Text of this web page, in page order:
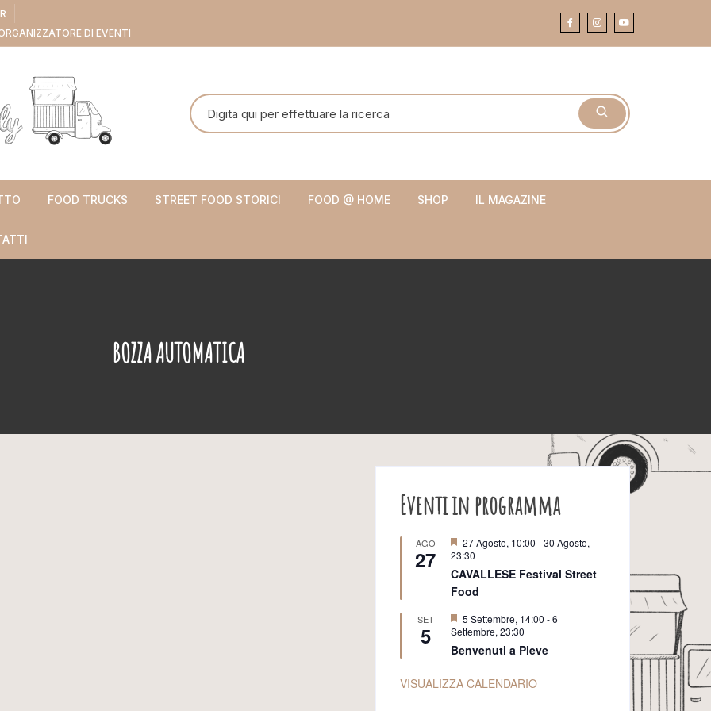
DI EVENTI
Cerca:
FOOD TRUCKS STREET FOOD STORICI FOOD @ HOME SHOP IL MAGAZINE
BOZZA AUTOMATICA
Eventi in programma
AGO
27
S
e
g
n
a
a
t
27 Agosto, 10:00 -30 Agosto,
23:30
CAVALLESE Festival Street
Food
SET
5
S
e
n
l
5 Settembre, 14:00 -6
Settembre, 23:30
Benvenuti a Pieve
VISUALIZZA CALENDARIO